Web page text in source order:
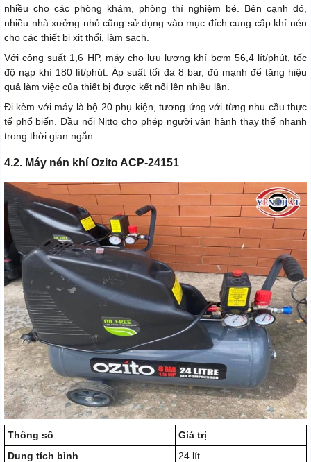
nhiều cho các phòng khám, phòng thí nghiệm bé. Bên cạnh đó,
nhiều nhà xưởng nhỏ cũng sử dụng vào mục đích cung cấp khí nén
cho các thiết bị xịt thổi, làm sạch.
Với công suất 1,6 HP, máy cho lưu lượng khí bơm 56,4 lít/phút, tốc
độ nạp khí 180 lít/phút. Áp suất tối đa 8 bar, đủ mạnh để tăng hiệu
quả làm việc của thiết bị được kết nối lên nhiều lần.
Đi kèm với máy là bộ 20 phụ kiện, tương ứng với từng nhu cầu thực
tế phổ biến. Đầu nối Nitto cho phép người vận hành thay thế nhanh
trong thời gian ngắn.
4.2. Máy nén khí Ozito ACP-24151
Thông số
Giá trị
Dung tích bình
24 lít